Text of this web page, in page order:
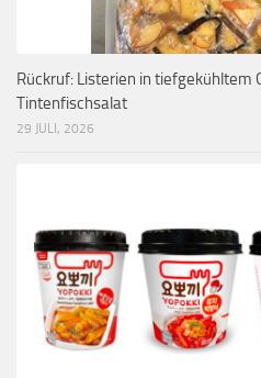
Rückruf: Listerien in tiefgekühltem
Tintenfischsalat
29 JULI, 2026